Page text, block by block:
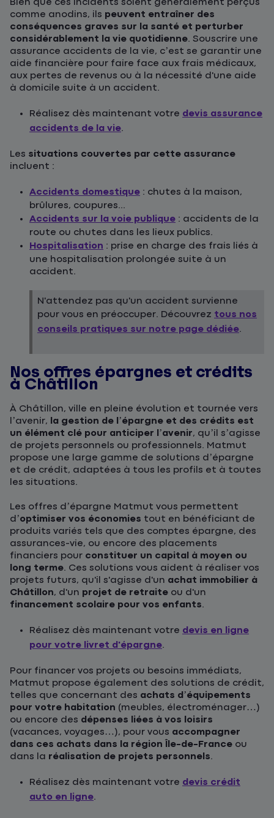
Bien que ces incidents soient généralement perçus
comme anodins, ils peuvent entraîner des
conséquences graves sur la santé et perturber
considérablement la vie quotidienne. Souscrire une
assurance accidents de la vie, c’est se garantir une
aide financière pour faire face aux frais médicaux,
aux pertes de revenus ou à la nécessité d'une aide
à domicile suite à un accident.
Réalisez dès maintenant votre devis assurance
accidents de la vie.
Les situations couvertes par cette assurance
incluent :
Accidents domestique : chutes à la maison,
brûlures, coupures...
Accidents sur la voie publique : accidents de la
route ou chutes dans les lieux publics.
Hospitalisation : prise en charge des frais liés à
une hospitalisation prolongée suite à un
accident.
N'attendez pas qu'un accident survienne
pour vous en préoccuper. Découvrez tous nos
conseils pratiques sur notre page dédiée.
Nos offres épargnes et crédits
à Châtillon
À Châtillon, ville en pleine évolution et tournée vers
l’avenir, la gestion de l’épargne et des crédits est
un élément clé pour anticiper l’avenir, qu’il s’agisse
de projets personnels ou professionnels. Matmut
propose une large gamme de solutions d’épargne
et de crédit, adaptées à tous les profils et à toutes
les situations.
Les offres d’épargne Matmut vous permettent
d’optimiser vos économies tout en bénéficiant de
produits variés tels que des comptes épargne, des
assurances-vie, ou encore des placements
financiers pour constituer un capital à moyen ou
long terme. Ces solutions vous aident à réaliser vos
projets futurs, qu'il s'agisse d'un achat immobilier à
Châtillon, d'un projet de retraite ou d'un
financement scolaire pour vos enfants.
Réalisez dès maintenant votre devis en ligne
pour votre livret d'épargne.
Pour financer vos projets ou besoins immédiats,
Matmut propose également des solutions de crédit,
telles que concernant des achats d’équipements
pour votre habitation (meubles, électroménager…)
ou encore des dépenses liées à vos loisirs
(vacances, voyages…), pour vous accompagner
dans ces achats dans la région Île-de-France ou
dans la réalisation de projets personnels.
Réalisez dès maintenant votre devis crédit
auto en ligne.